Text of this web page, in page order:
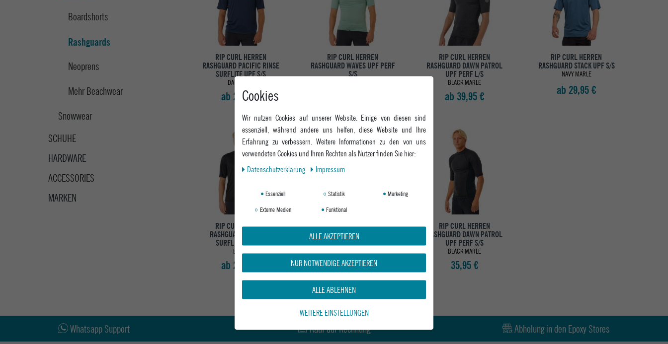
Boardshorts
Rashguards
Neoprens
Mehr Beachwear
Snowwear
SCHUHE
HARDWARE
ACCESSORIES
MARKEN
RIP CURL HERREN
RASHGUARD PACIFIC RINSE
SURFLITE UPF S/S
DARK NAVY
ab 29,95 €
RIP CURL HERREN
RASHGUARD WAVES UPF PERF
S/S
RIP CURL HERREN
RASHGUARD DAWN PATROL
UPF PERF L/S
BLACK MARLE
ab 39,95 €
RIP CURL HERREN
RASHGUARD STACK UPF S/S
NAVY MARLE
ab 29,95 €
RIP CURL HERREN
RASHGUARD ICONS OF
SURFLITE UPF S/S
BLACK
ab 29,95 €
QUIKSILVER RASHGUARD
EVERYDAY SURF TEE
ab 34,95 €
RIP CURL HERREN
RASHGUARD DAWN PATROL
UPF PERF S/S
BLACK MARLE
35,95 €
Whatsapp Support Kauf auf Rechnung Abholung in den Epoxy Stores
Cookies
Wir nutzen Cookies auf unserer Website. Einige von diesen sind
essenziell, während andere uns helfen, diese Website und Ihre
Erfahrung zu verbessern. Weitere Informationen zu den von uns
verwendeten Cookies und Ihren Rechten als Nutzer finden Sie hier:
Daten­schutz­erklärung
Impressum
Essenziell Statistik
Marketing
Externe Medien
Funktional
ALLE AKZEPTIEREN
NUR NOTWENDIGE AKZEPTIEREN
ALLE ABLEHNEN
WEITERE EINSTELLUNGEN